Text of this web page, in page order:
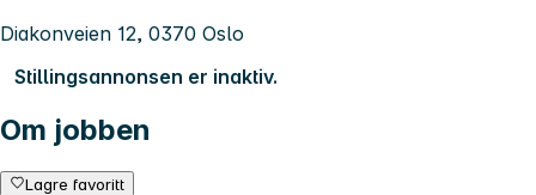
Diakonveien 12, 0370 Oslo
Stillingsannonsen er inaktiv.
Om jobben
Lagre favoritt